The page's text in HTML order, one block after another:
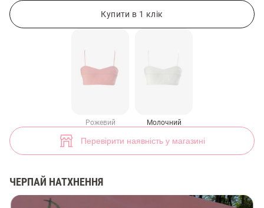
Купити в 1 клік
Рожевий Молочний
Перевірити наявність у магазині
ЧЕРПАЙ НАТХНЕННЯ
Молочний сатиновий топ-бра на бретельках (арт. 50020) ♡